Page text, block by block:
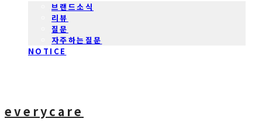
브랜드소식
리뷰
질문
자주하는질문
NOTICE
everycare